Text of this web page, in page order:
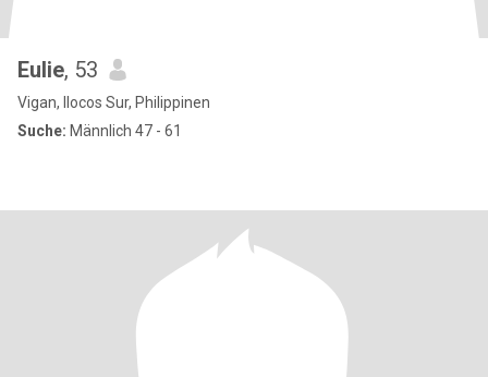
Eulie, 53
Vigan, Ilocos Sur, Philippinen
Suche: Männlich 47 - 61